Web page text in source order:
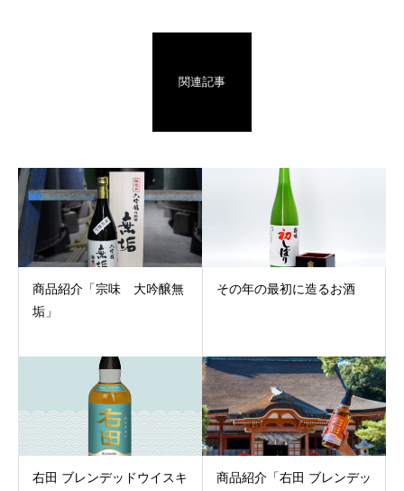
関連記事
商品紹介「宗味 大吟醸無
垢」
その年の最初に造るお酒
右田 ブレンデッドウイスキ
商品紹介「右田 ブレンデッ